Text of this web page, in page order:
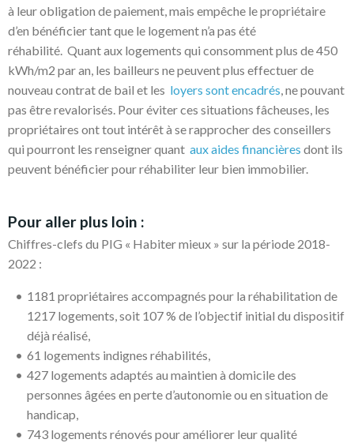
à leur obligation de paiement, mais empêche le propriétaire
d’en bénéficier tant que le logement n’a pas été
réhabilité. Quant aux logements qui consomment plus de 450
kWh/m2 par an, les bailleurs ne peuvent plus effectuer de
nouveau contrat de bail et les loyers sont encadrés, ne pouvant
pas être revalorisés. Pour éviter ces situations fâcheuses, les
propriétaires ont tout intérêt à se rapprocher des conseillers
qui pourront les renseigner quant aux aides financières dont ils
peuvent bénéficier pour réhabiliter leur bien immobilier.
Pour aller plus loin :
Chiffres-clefs du PIG « Habiter mieux » sur la période 2018-
2022 :
1181 propriétaires accompagnés pour la réhabilitation de
1217 logements, soit 107 % de l’objectif initial du dispositif
déjà réalisé,
61 logements indignes réhabilités,
427 logements adaptés au maintien à domicile des
personnes âgées en perte d’autonomie ou en situation de
handicap,
743 logements rénovés pour améliorer leur qualité